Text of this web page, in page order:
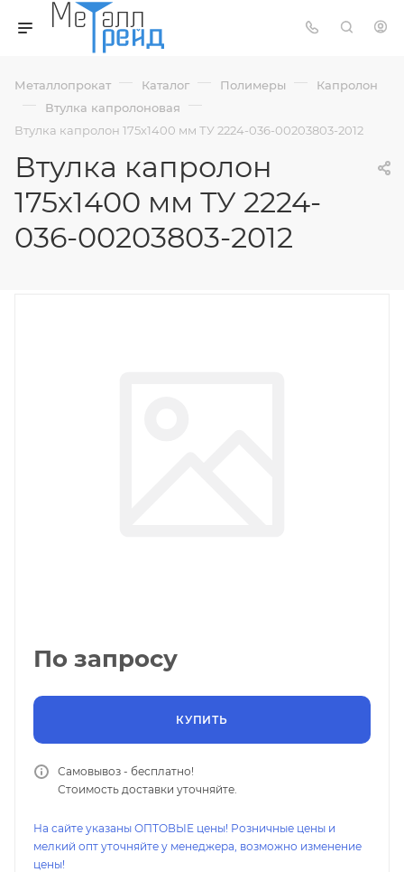
Металлопрокат — Каталог — Полимеры — Капролон
— Втулка капролоновая —
Втулка капролон 175х1400 мм ТУ 2224-036-00203803-2012
Втулка капролон
175х1400 мм ТУ 2224-
036-00203803-2012
По запросу
КУПИТЬ
Самовывоз - бесплатно!
Стоимость доставки уточняйте.
На сайте указаны ОПТОВЫЕ цены! Розничные цены и
мелкий опт уточняйте у менеджера, возможно изменение
цены!